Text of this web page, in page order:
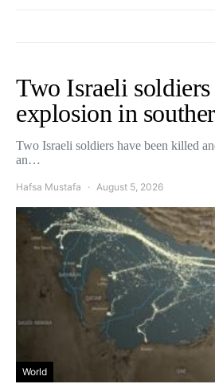
Two Israeli
explosion in
Two Israeli soldiers have been killed
an…
Hafsa Mustafa August 5, 2026
World